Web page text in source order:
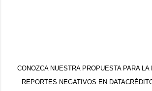
CONOZCA NUESTRA PROPUESTA PARA
REPORTES NEGATIVOS EN